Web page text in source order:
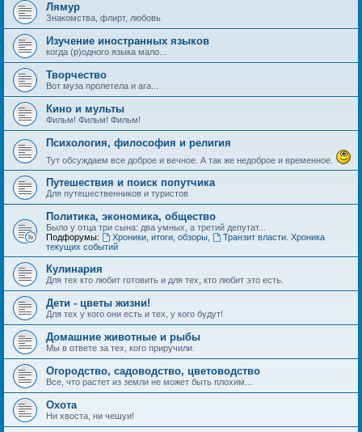
Лямур
Знакомства, флирт, любовь
Изучение иностранных языков
когда (р)одного языка мало...
Творчество
Вот муза пролетела и ага...
Кино и мульты
Фильм! Фильм! Фильм!
Психология, философия и религия
Тут обсуждаем все доброе и вечное. А так же недоброе и временное.
Путешествия и поиск попутчика
Для путешественников и туристов
Политика, экономика, общество
Было у отца три сына: два умных, а третий депутат...
Подфорумы:
Хроники, итоги, обзоры,
Транзит власти. Хроника
текущих событий
Кулинария
Для тех кто любит готовить и для тех, кто любит это есть.
Дети - цветы жизни!
Для тех у кого они есть и тех, у кого будут!
Домашние животные и рыбы
Мы в ответе за тех, кого приручили.
Огородство, садоводство, цветоводство
Все, что растет из земли не может быть плохим...
Охота
Ни хвоста, ни чешуи!